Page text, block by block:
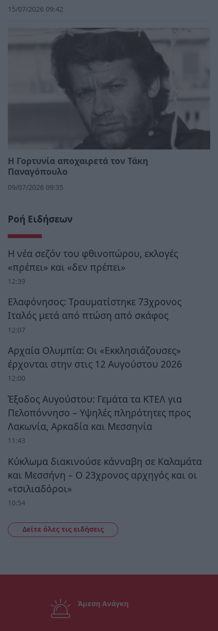
15/07/2026 09:42
Η Γορτυνία αποχαιρετά τον Τάκη
Παναγόπουλο
09/07/2026 09:35
Ροή Ειδήσεων
Η νέα σεζόν του φθινοπώρου, εκλογές
«πρέπει» και «δεν πρέπει»
12:39
Ελαφόνησος: Τραυματίστηκε 73χρονος
Ιταλός μετά από πτώση από σκάφος
12:07
Αρχαία Ολυμπία: Οι «Εκκλησιάζουσες»
έρχονται στην στις 12 Αυγούστου 2026
12:00
Έξοδος Αυγούστου: Γεμάτα τα ΚΤΕΛ για
Πελοπόννησο – Υψηλές πληρότητες προς
Λακωνία, Αρκαδία και Μεσσηνία
11:43
Κύκλωμα διακινούσε κάνναβη σε Καλαμάτα
και Μεσσήνη – Ο 23χρονος αρχηγός και οι
«τσιλιαδόροι»
10:54
Δείτε όλες τις ειδήσεις
Άμεση Ανάγκη